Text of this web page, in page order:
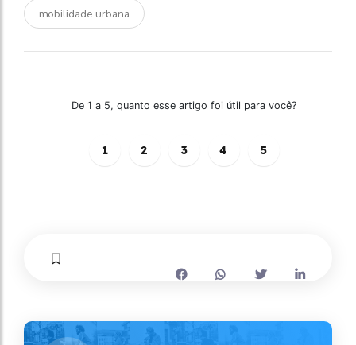
mobilidade urbana
De 1 a 5, quanto esse artigo foi útil para você?
1 2 3 4 5